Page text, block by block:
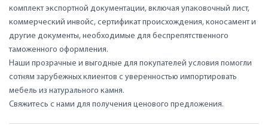
комплект экспортной документации, включая упаковочный лист,
коммерческий инвойс, сертификат происхождения, коносамент и
другие документы, необходимые для беспрепятственного
таможенного оформления.
Наши прозрачные и выгодные для покупателей условия помогли
сотням зарубежных клиентов с уверенностью импортировать
мебель из натурального камня.
Свяжитесь с нами для получения ценового предложения.